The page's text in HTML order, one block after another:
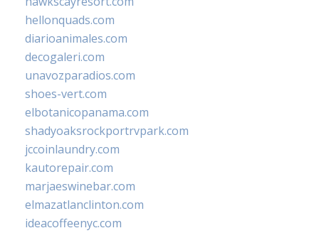
hellonquads.com
diarioanimales.com
decogaleri.com
unavozparadios.com
shoes-vert.com
elbotanicopanama.com
shadyoaksrockportrvpark.com
jccoinlaundry.com
kautorepair.com
marjaeswinebar.com
elmazatlanclinton.com
ideacoffeenyc.com